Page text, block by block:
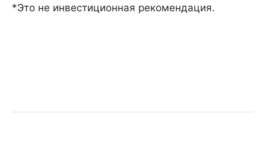
*Это не инвестиционная рекомендация.